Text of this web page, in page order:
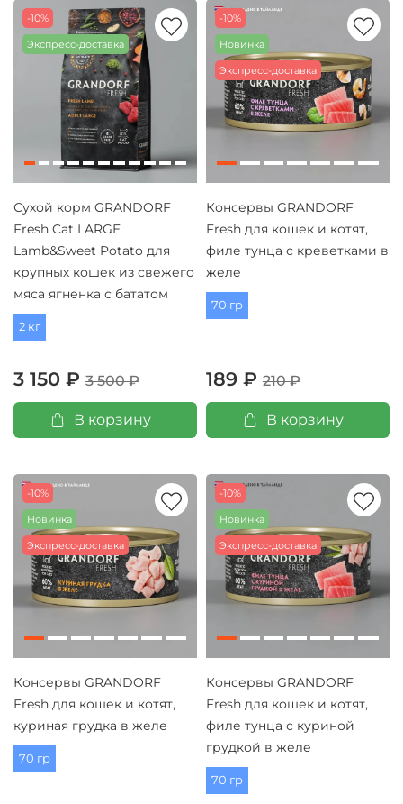
-10%
Экспресс-доставка
Сухой корм GRANDORF
Fresh Cat LARGE
Lamb&Sweet Potato для
крупных кошек из свежего
мяса ягненка с бататом
2 кг
3 150 ₽ 3 500 ₽
В корзину
-10%
Новинка
Экспресс-доставка
Консервы GRANDORF
Fresh для кошек и котят,
филе тунца с креветками в
желе
70 гр
189 ₽ 210 ₽
В корзину
-10%
Новинка
Экспресс-доставка
Консервы GRANDORF
Fresh для кошек и котят,
куриная грудка в желе
70 гр
-10%
Новинка
Экспресс-доставка
Консервы GRANDORF
Fresh для кошек и котят,
филе тунца с куриной
грудкой в желе
70 гр